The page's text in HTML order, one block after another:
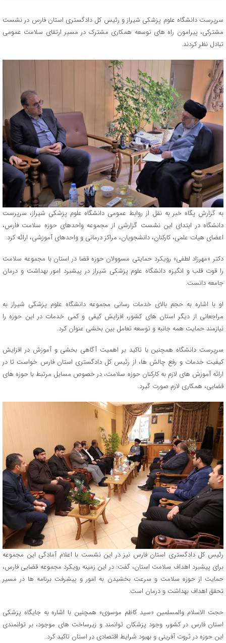
سرپرست دانشگاه علوم پزشکی شیراز و رئیس کل دادگستری استان فارس در نشست
مشترکی، پیرامون راه های توسعه همکاری مشترک در مسیر ارتقای سلامت عمومی
تبادل نظر کردند.
به گزارش پگاه خبر به نقل از روابط عمومی دانشگاه علوم پزشکی شیراز، سرپرست
دانشگاه در ابتدای این نشست گزارشی از مجموعه واحدهای حوزه سلامت فارس،
اعضای هیات علمی، کارکنان، دانشجویان، مراکز درمانی و واحدهای آموزشی، ارائه کرد.
دکتر «مهرزاد لطفی» رویکرد حمایتی مسوولان حوزه قضا در استان با مجموعه سلامت
را قوت قلب و انگیزه دانشگاه علوم پزشکی شیراز در پیشبرد امور بهداشت و درمان
جامعه دانست.
او با اشاره به حجم بالای خدمات رسانی مجموعه دانشگاه علوم پزشکی شیراز به
مراجعانی از دیگر استان های کشور، افزایش کیفی و کمی خدمات در این حوزه را
نیازمند حمایت همه جانبه و توسعه تعامل بین بخشی عنوان کرد.
سرپرست دانشگاه همچنین با تاکید بر اهمیت آگاهی بخشی و آموزش در افزایش
کیفیت خدمات و رفع چالش ها، از رئیس کل دادگستری استان فارس خواست تا در
ارائه آموزش های لازم به کارکنان حوزه سلامت، در خصوص مسایل مرتبط با حوزه های
قضایی، همکاری لازم صورت گیرد.
رئیس کل دادگستری استان فارس نیز در این نشست با اعلام آمادگی این مجموعه
برای پیشبرد اهداف سلامت استان، گفت: در این زمینه رویکرد مجموعه قضایی فارس،
حمایت از حوزه سلامت و سرعت بخشیدن به امور و پیشرفت برنامه ها در مسیر
تحقق اهداف بهداشت و درمان است.
حجت ‌الاسلام والمسلمین «سید کاظم موسوی» همچنین با اشاره به جایگاه پزشکی
استان فارس در کشور، وجود پزشکان توانمند و زیرساخت های موجود، بر توانمندی
این حوزه در ثروت آفرینی و بهبود شرایط اقتصادی در استان تاکید کرد.